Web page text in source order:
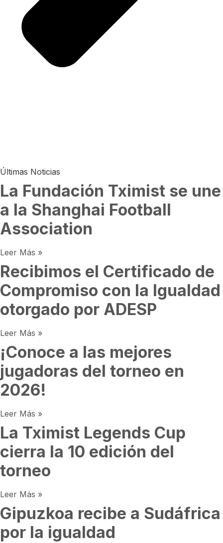
Últimas Noticias
La Fundación Tximist se une
a la Shanghai Football
Association
Leer Más »
Recibimos el Certificado de
Compromiso con la Igualdad
otorgado por ADESP
Leer Más »
¡Conoce a las mejores
jugadoras del torneo en
2026!
Leer Más »
La Tximist Legends Cup
cierra la 10 edición del
torneo
Leer Más »
Gipuzkoa recibe a Sudáfrica
por la igualdad